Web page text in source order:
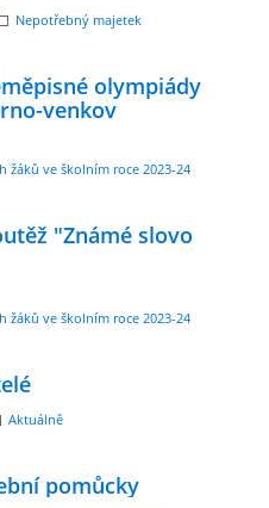
Nepotřebný majetek
olympiády
venkov
žáků ve školním roce 2023-24
"Známé slovo
žáků ve školním roce 2023-24
Aktuálně
pomůcky